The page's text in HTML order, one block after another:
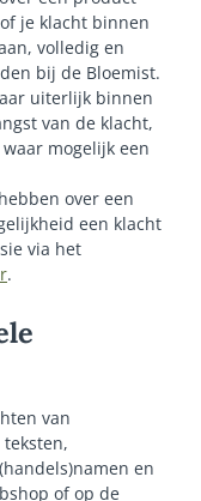
je klacht binnen
volledig en
bij de Bloemist.
uiterlijk binnen
van de klacht,
mogelijk een
over een
een klacht
via het
.
van
en
of op de